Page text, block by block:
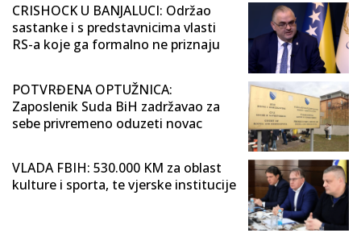
CRISHOCK U BANJALUCI: Održao
sastanke i s predstavnicima vlasti
RS-a koje ga formalno ne priznaju
POTVRĐENA OPTUŽNICA:
Zaposlenik Suda BiH zadržavao za
sebe privremeno oduzeti novac
VLADA FBIH: 530.000 KM za oblast
kulture i sporta, te vjerske institucije